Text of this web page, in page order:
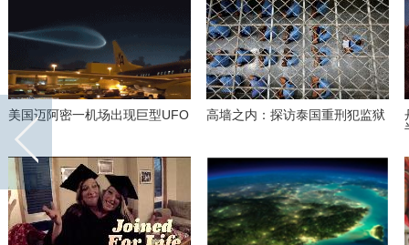
美国迈阿密一机场出现巨型UFO 高墙之内：探访泰国重刑犯监狱